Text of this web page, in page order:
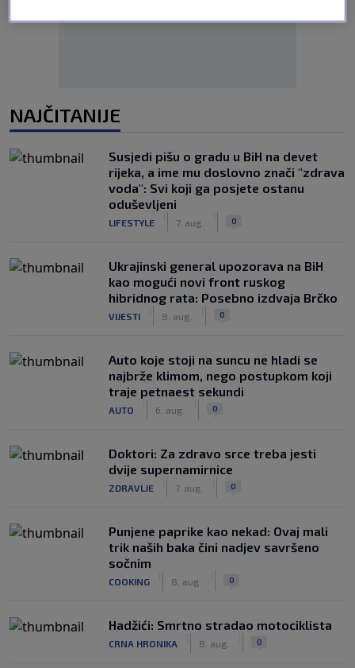
NAJČITANIJE
Susjedi pišu o gradu u BiH na devet
rijeka, a ime mu doslovno znači "zdrava
voda": Svi koji ga posjete ostanu
oduševljeni
LIFESTYLE 7. aug. 0
Ukrajinski general upozorava na BiH
kao mogući novi front ruskog
hibridnog rata: Posebno izdvaja Brčko
VIJESTI 8. aug. 0
Auto koje stoji na suncu ne hladi se
najbrže klimom, nego postupkom koji
traje petnaest sekundi
AUTO 6. aug. 0
Doktori: Za zdravo srce treba jesti
dvije supernamirnice
ZDRAVLJE 7. aug. 0
Punjene paprike kao nekad: Ovaj mali
trik naših baka čini nadjev savršeno
sočnim
COOKING 8. aug. 0
Hadžići: Smrtno stradao motociklista
CRNA HRONIKA 8. aug. 0